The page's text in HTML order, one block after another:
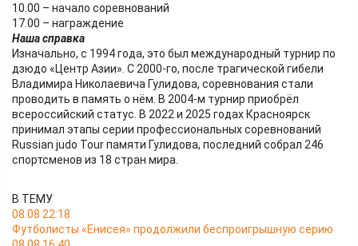
10.00 – начало соревнований
17.00 – награждение
Наша справка
Изначально, с 1994 года, это был международный турнир по
дзюдо «Центр Азии». С 2000-го, после трагической гибели
Владимира Николаевича Гулидова, соревнования стали
проводить в память о нём. В 2004-м турнир приобрёл
всероссийский статус. В 2022 и 2025 годах Красноярск
принимал этапы серии профессиональных соревнований
Russian judo Tour памяти Гулидова, последний собрал 246
спортсменов из 18 стран мира.
В ТЕМУ
08.08 22:18
Футболисты «Енисея» продолжили беспроигрышную серию